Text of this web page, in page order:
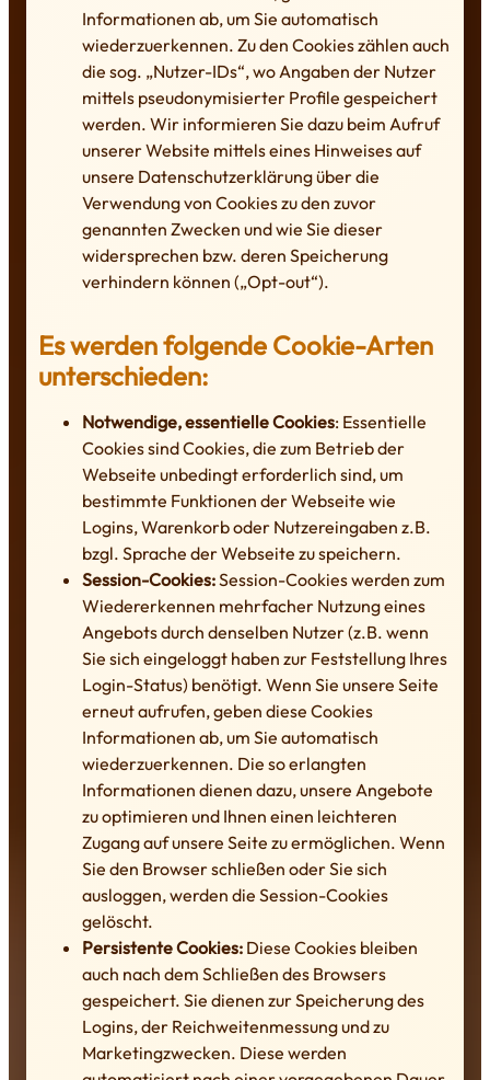
Informationen ab, um Sie automatisch
wiederzuerkennen. Zu den Cookies zählen auch
die sog. „Nutzer-IDs“, wo Angaben der Nutzer
mittels pseudonymisierter Profile gespeichert
werden. Wir informieren Sie dazu beim Aufruf
unserer Website mittels eines Hinweises auf
unsere Datenschutzerklärung über die
Verwendung von Cookies zu den zuvor
genannten Zwecken und wie Sie dieser
widersprechen bzw. deren Speicherung
verhindern können („Opt-out“).
Es werden folgende Cookie-Arten
unterschieden:
Notwendige, essentielle Cookies: Essentielle
Cookies sind Cookies, die zum Betrieb der
Webseite unbedingt erforderlich sind, um
bestimmte Funktionen der Webseite wie
Logins, Warenkorb oder Nutzereingaben z.B.
bzgl. Sprache der Webseite zu speichern.
Session-Cookies:Session-Cookies werden zum
Wiedererkennen mehrfacher Nutzung eines
Angebots durch denselben Nutzer (z.B. wenn
Sie sich eingeloggt haben zur Feststellung Ihres
Login-Status) benötigt. Wenn Sie unsere Seite
erneut aufrufen, geben diese Cookies
Informationen ab, um Sie automatisch
wiederzuerkennen. Die so erlangten
Informationen dienen dazu, unsere Angebote
zu optimieren und Ihnen einen leichteren
Zugang auf unsere Seite zu ermöglichen. Wenn
Sie den Browser schließen oder Sie sich
ausloggen, werden die Session-Cookies
gelöscht.
Persistente Cookies:Diese Cookies bleiben
auch nach dem Schließen des Browsers
gespeichert. Sie dienen zur Speicherung des
Logins, der Reichweitenmessung und zu
Marketingzwecken. Diese werden